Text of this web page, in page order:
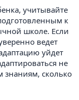
учитывайте
к
школе. Если
ведет
уйдет
не
знаниям, сколько